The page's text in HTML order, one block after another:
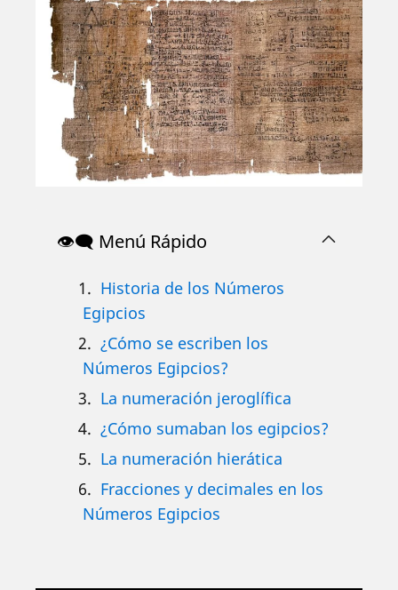
👁️‍🗨️ Menú Rápido
Historia de los Números
Egipcios
¿Cómo se escriben los
Números Egipcios?
La numeración jeroglífica
¿Cómo sumaban los egipcios?
La numeración hierática
Fracciones y decimales en los
Números Egipcios